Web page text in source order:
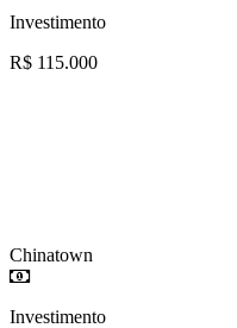
Investimento
R$ 115.000
Chinatown
Investimento